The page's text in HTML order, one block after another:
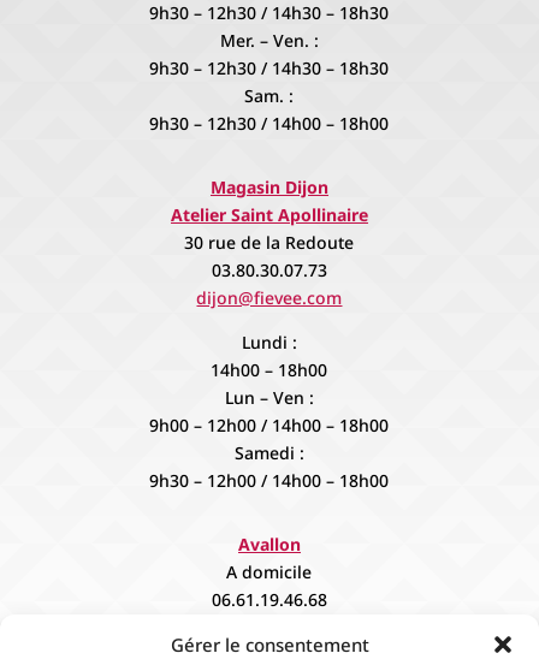
Gérer le consentement
9h30 – 12h30 / 14h30 – 18h30
Mer. – Ven. :
9h30 – 12h30 / 14h30 – 18h30
Sam. :
9h30 – 12h30 / 14h00 – 18h00
Magasin Dijon
Atelier Saint Apollinaire
30 rue de la Redoute
03.80.30.07.73
dijon@fievee.com
Lundi :
14h00 – 18h00
Lun – Ven :
9h00 – 12h00 / 14h00 – 18h00
Samedi :
9h30 – 12h00 / 14h00 – 18h00
Avallon
A domicile
06.61.19.46.68